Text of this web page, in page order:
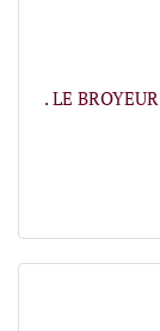
. LE